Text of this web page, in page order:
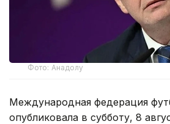
Фото: Анадолу
Международная федерация
опубликовала в субботу, 8